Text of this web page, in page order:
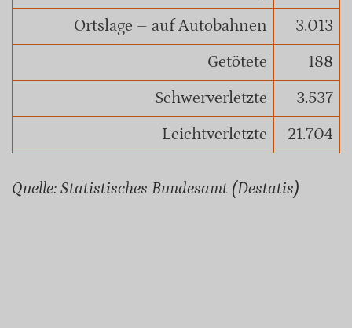
Ortslage – auf Autobahnen
3.013
Getötete
188
Schwerverletzte
3.537
Leichtverletzte
21.704
Quelle: Statistisches Bundesamt (Destatis)